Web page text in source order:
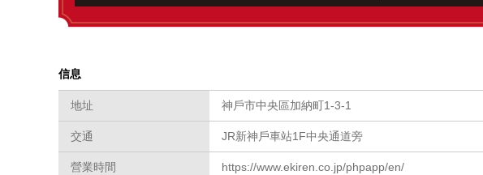
信息
地址 神戶市中央區加納町1-3-1
交通 JR新神戶車站1F中央通道旁
營業時間 https://www.ekiren.co.jp/phpapp/en/